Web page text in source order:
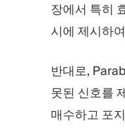
장에서 특히
시에 제시하
반대로,
못된 신호를
매수하고 포